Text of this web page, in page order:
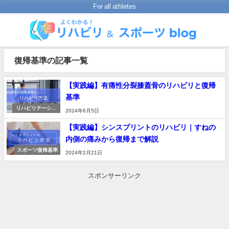
For all athletes
復帰基準の記事一覧
リハビリテーショ
【実践編】有痛性分裂膝蓋骨のリハビリと復帰
基準
2024年6月5日
スポーツ復帰基準
【実践編】シンスプリントのリハビリ｜すねの
内側の痛みから復帰まで解説
2024年2月21日
スポンサーリンク